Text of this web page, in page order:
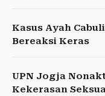
Kasus Ayah
Bereaksi Keras
UPN Jogja
Kekerasan